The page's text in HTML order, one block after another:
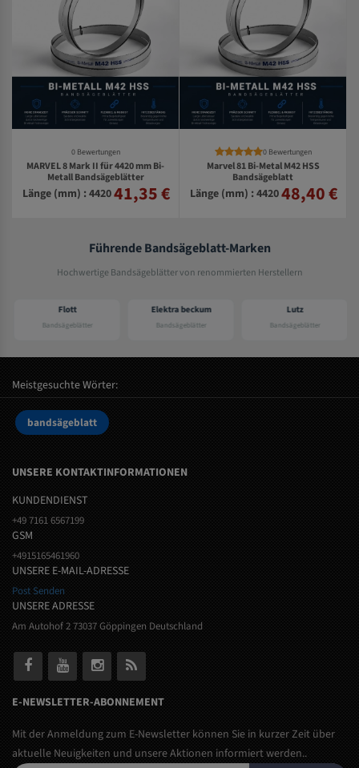
0 Bewertungen
MARVEL 8 Mark II für 4420 mm Bi-
Metall Bandsägeblätter
Länge (mm) : 442041,35 €
0 Bewertungen
Marvel 81 Bi-Metal M42 HSS
Bandsägeblatt
Länge (mm) : 442048,40 €
Führende Bandsägeblatt-Marken
Hochwertige Bandsägeblätter von renommierten Herstellern
Flott
Bandsägeblätter
Elektra beckum
Bandsägeblätter
Lutz
Bandsägeblätter
Meistgesuchte Wörter:
bandsägeblatt
UNSERE KONTAKTINFORMATIONEN
KUNDENDIENST
+49 7161 6567199
GSM
+4915165461960
UNSERE E-MAIL-ADRESSE
Post Senden
UNSERE ADRESSE
Am Autohof 2 73037 Göppingen Deutschland
E-NEWSLETTER-ABONNEMENT
Mit der Anmeldung zum E-Newsletter können Sie in kurzer Zeit über
aktuelle Neuigkeiten und unsere Aktionen informiert werden..